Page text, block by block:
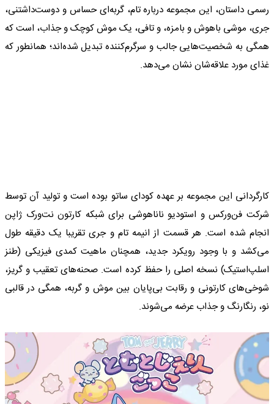
رسمی داستان، این مجموعه درباره تام، گربه‌ای حساس و دوست‌داشتنی،
جری، موشی باهوش و بامزه، و تافی، یک موش کوچک و جذاب، است که
همگی به شخصیت‌هایی جالب و سرگرم‌کننده تبدیل شده‌اند؛ همانطور که
غذای مورد علاقه‌شان نشان می‌دهد.
کارگردانی این مجموعه بر عهده کودای ساتو بوده است و تولید آن توسط
شرکت فن‌ورکس و استودیو ناناهوشی برای شبکه کارتون نت‌ورک ژاپن
انجام شده است. هر قسمت از انیمه تام و جری تقریبا یک دقیقه طول
می‌کشد و با وجود رویکرد جدید، همچنان ماهیت کمدی فیزیکی (طنز
اسلپ‌استیک) نسخه اصلی را حفظ کرده است. صحنه‌های تعقیب و گریز،
شوخی‌های کارتونی و رقابت بی‌پایان بین موش و گربه، همگی در قالبی
نو، رنگارنگ و جذاب عرضه می‌شوند.